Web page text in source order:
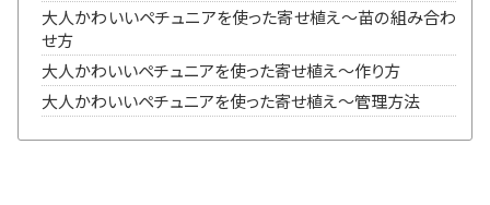
大人かわいいペチュニアを使った寄せ植え～苗の組み合わ
せ方
大人かわいいペチュニアを使った寄せ植え～作り方
大人かわいいペチュニアを使った寄せ植え～管理方法